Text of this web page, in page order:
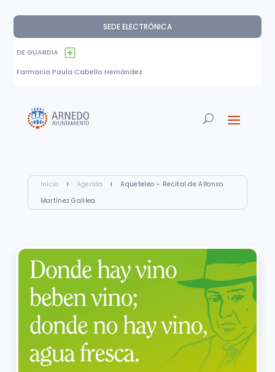
SEDE ELECTRÓNICA
DE GUARDIA
Farmacia Paula Cabello Hernández
Inicio I Agenda I
Aqueteleo – Recital de Alfonso
Martínez Galilea